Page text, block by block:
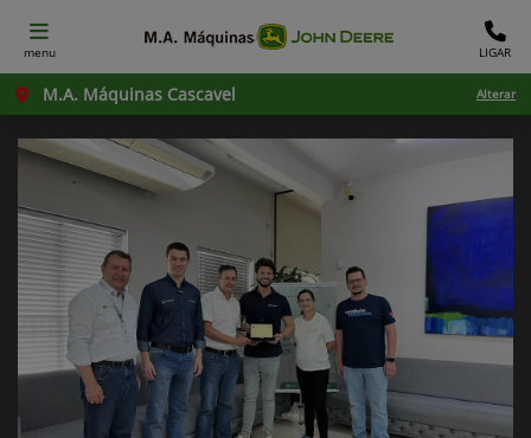
menu LIGAR
M.A. Máquinas Cascavel Alterar